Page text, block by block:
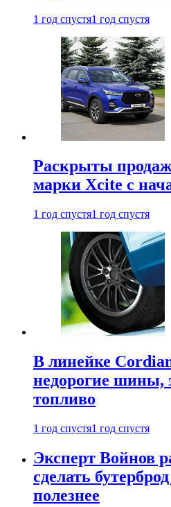
1 год спустя1 год спустя
Раскрыты
марки Xcite с
1 год спустя1 год спустя
В линейке
недорогие шины,
топливо
1 год спустя1 год спустя
Эксперт Войнов
сделать
полезнее